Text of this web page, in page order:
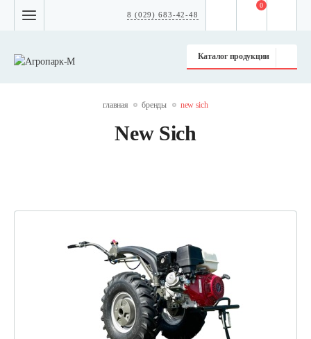
8 (029) 683-42-48
Каталог продукции
0
главная бренды new sich
New Sich